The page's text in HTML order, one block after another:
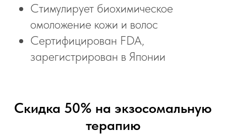
Стимулирует биохимическое
омоложение кожи и волос
Сертифицирован FDA,
зарегистрирован в Японии
Скидка 50% на экзосомальную
терапию